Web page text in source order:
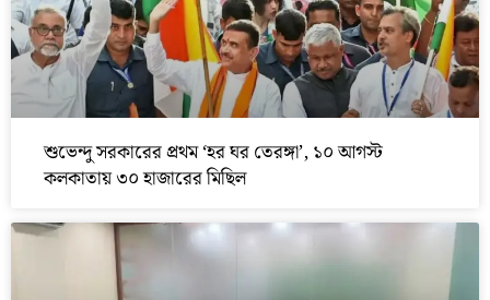
শুভেন্দু সরকারের প্রথম ‘হর ঘর তেরঙ্গা’, ১০ আগস্ট
কলকাতায় ৩০ হাজারের মিছিল